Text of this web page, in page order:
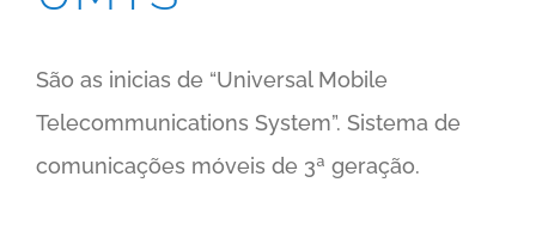
São as inicias de “Universal Mobile
Telecommunications System”. Sistema de
comunicações móveis de 3ª geração.